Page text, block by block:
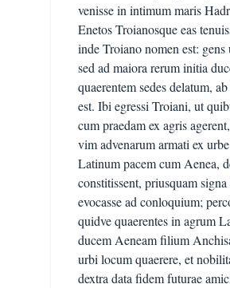
venisse in intimum maris
Enetos Troianosque eas
inde Troiano nomen est:
sed ad maiora rerum initia
quaerentem sedes delatum,
est. Ibi egressi Troiani, ut
cum praedam ex agris
vim advenarum armati ex
Latinum pacem cum Aenea,
constitissent, priusquam
evocasse ad conloquium;
quidve quaerentes in agrum
ducem Aeneam filium
urbi locum quaerere, et
dextra data fidem futurae